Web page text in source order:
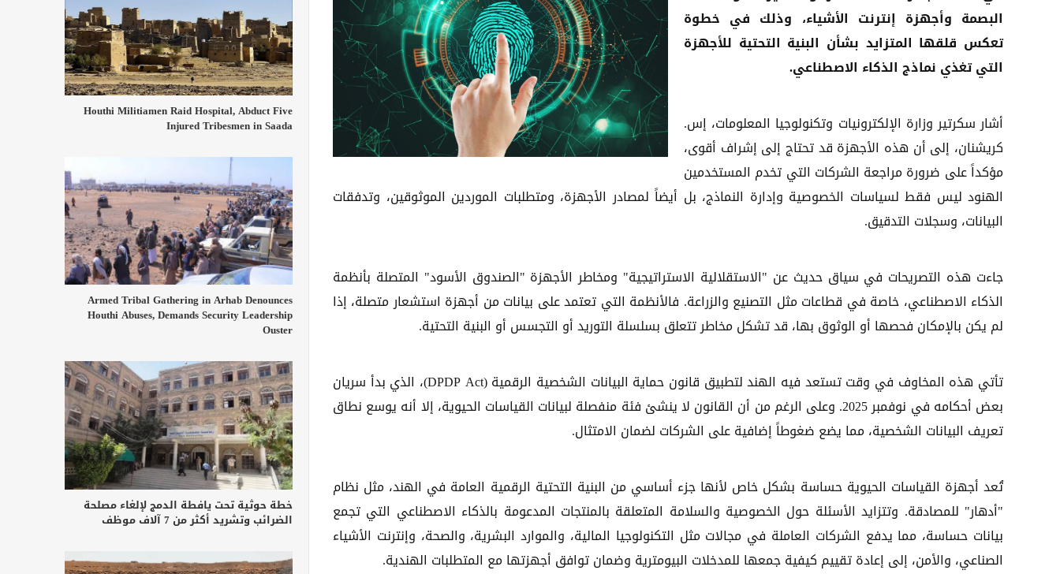
البصمة وأجهزة إنترنت الأشياء، وذلك في خطوة
تعكس قلقها المتزايد بشأن البنية التحتية للأجهزة
التي تغذي نماذج الذكاء الاصطناعي.
أشار سكرتير وزارة الإلكترونيات وتكنولوجيا المعلومات، إس.
كريشنان، إلى أن هذه الأجهزة قد تحتاج إلى إشراف أقوى،
مؤكداً على ضرورة مراجعة الشركات التي تخدم المستخدمين
الهنود ليس فقط لسياسات الخصوصية وإدارة النماذج، بل أيضاً لمصادر الأجهزة، ومتطلبات الموردين الموثوقين، وتدفقات
البيانات، وسجلات التدقيق.
جاءت هذه التصريحات في سياق حديث عن "الاستقلالية الاستراتيجية" ومخاطر الأجهزة "الصندوق الأسود" المتصلة بأنظمة
الذكاء الاصطناعي، خاصة في قطاعات مثل التصنيع والزراعة. فالأنظمة التي تعتمد على بيانات من أجهزة استشعار متصلة، إذا
لم يكن بالإمكان فحصها أو الوثوق بها، قد تشكل مخاطر تتعلق بسلسلة التوريد أو التجسس أو البنية التحتية.
تأتي هذه المخاوف في وقت تستعد فيه الهند لتطبيق قانون حماية البيانات الشخصية الرقمية (DPDP Act)، الذي بدأ سريان
بعض أحكامه في نوفمبر 2025. وعلى الرغم من أن القانون لا ينشئ فئة منفصلة لبيانات القياسات الحيوية، إلا أنه يوسع نطاق
تعريف البيانات الشخصية، مما يضع ضغوطاً إضافية على الشركات لضمان الامتثال.
تُعد أجهزة القياسات الحيوية حساسة بشكل خاص لأنها جزء أساسي من البنية التحتية الرقمية العامة في الهند، مثل نظام
"أدهار" للمصادقة. وتتزايد الأسئلة حول الخصوصية والسلامة المتعلقة بالمنتجات المدعومة بالذكاء الاصطناعي التي تجمع
بيانات حساسة، مما يدفع الشركات العاملة في مجالات مثل التكنولوجيا المالية، والموارد البشرية، والصحة، وإنترنت الأشياء
الصناعي، والأمن، إلى إعادة تقييم كيفية جمعها للمدخلات البيومترية وضمان توافق أجهزتها مع المتطلبات الهندية.
Houthi Militiamen Raid Hospital, Abduct Five
Injured Tribesmen in Saada
Armed Tribal Gathering in Arhab Denounces
Houthi Abuses, Demands Security Leadership
Ouster
خطة حوثية تحت يافطة الدمج لإلغاء مصلحة
الضرائب وتشريد أكثر من 7 آلاف موظف